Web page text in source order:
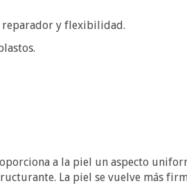
reparador y flexibilidad.
a la piel un aspecto
La piel se vuelve más